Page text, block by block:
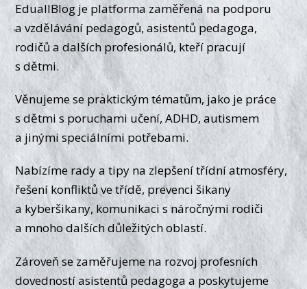
EduallBlog je platforma zaměřená na podporu
a vzdělávání pedagogů, asistentů pedagoga,
rodičů a dalších profesionálů, kteří pracují
s dětmi.
Věnujeme se praktickým tématům, jako je práce
s dětmi s poruchami učení, ADHD, autismem
a jinými speciálními potřebami.
Nabízíme rady a tipy na zlepšení třídní atmosféry,
řešení konfliktů ve třídě, prevenci šikany
a kyberšikany, komunikaci s náročnými rodiči
a mnoho dalších důležitých oblastí.
Zároveň se zaměřujeme na rozvoj profesních
dovedností asistentů pedagoga a poskytujeme